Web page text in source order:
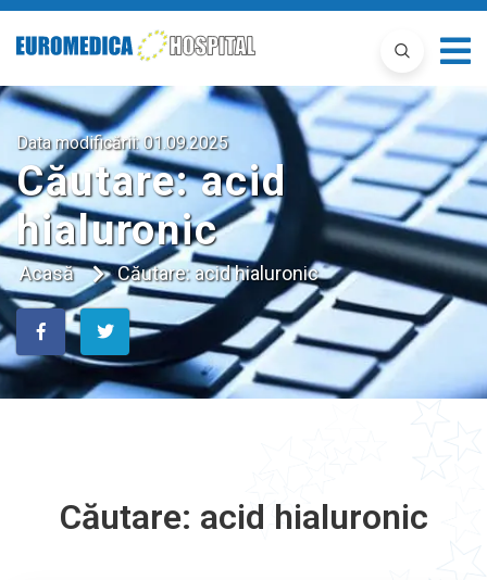
Data modificării:01.09.2025
Căutare: acid
hialuronic
Acasă Căutare: acid hialuronic
Căutare: acid hialuronic